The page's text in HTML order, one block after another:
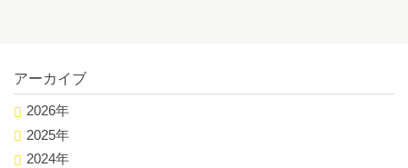
アーカイブ
2026年
2025年
2024年